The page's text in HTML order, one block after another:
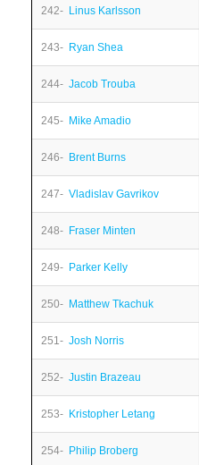
242- Linus Karlsson
243- Ryan Shea
244- Jacob Trouba
245- Mike Amadio
246- Brent Burns
247- Vladislav Gavrikov
248- Fraser Minten
249- Parker Kelly
250- Matthew Tkachuk
251- Josh Norris
252- Justin Brazeau
253- Kristopher Letang
254- Philip Broberg